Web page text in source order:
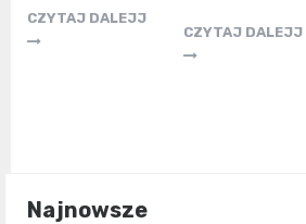
CZYTAJ DALEJJ
CZYTAJ DALEJJ
Najnowsze